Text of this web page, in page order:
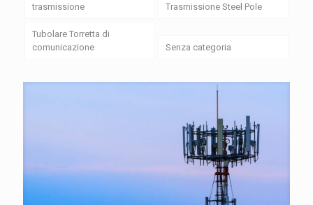
trasmissione
Trasmissione Steel Pole
Tubolare Torretta di
comunicazione
Senza categoria